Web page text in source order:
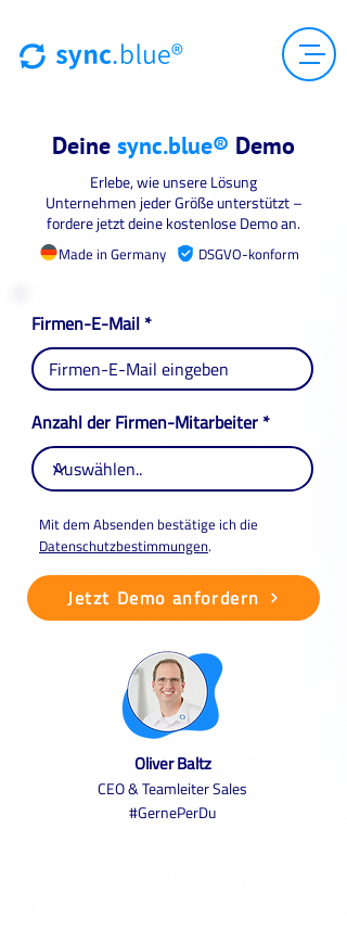
Deine sync.blue® Demo
Erlebe, wie unsere Lösung
Unternehmen jeder Größe unterstützt –
fordere jetzt deine kostenlose Demo an.
Made in Germany DSGVO-konform
Firmen-E-Mail
Anzahl der Firmen-Mitarbeiter
Mit dem Absenden bestätige ich die
Datenschutzbestimmungen.
Jetzt Demo anfordern
Oliver Baltz
CEO & Teamleiter Sales
#GernePerDu